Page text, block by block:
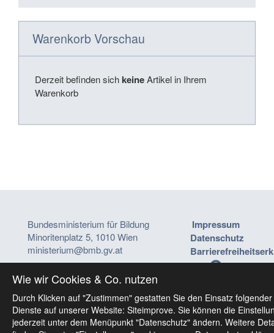
Warenkorb Vorschau
Derzeit befinden sich keineArtikel in Ihrem
Warenkorb
Bundesministerium für Bildung
Minoritenplatz 5, 1010 Wien
ministerium@bmb.gv.at
Impressum
Datenschutz
Wie wir Cookies & Co. nutzen
Durch Klicken auf "Zustimmen" gestatten Sie den Einsatz folgender
Dienste auf unserer Website: Siteimprove. Sie können die
jederzeit unter dem Menüpunkt "Datenschutz" ändern. Weitere